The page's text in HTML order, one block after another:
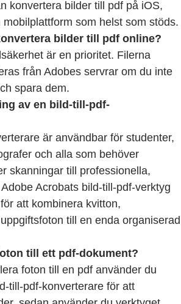
konvertera bilder till pdf på iOS,
som helst som stöds.
bilder till pdf online?
är en prioritet. Filerna
från Adobes servrar om du inte
spara dem.
av en bild-till-pdf-
är användbar för studenter,
och alla som behöver
skanningar till professionella,
Acrobats bild-till-pdf-verktyg
att kombinera kvitton,
till en enda organiserad
till ett pdf-dokument?
foton till en pdf använder du
till-pdf-konverterare för att